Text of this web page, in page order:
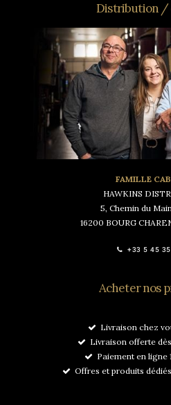
Distribution /
FAMILLE
HAWKINS
5, Chemin du
16200 BOURG
+33 5 45
Acheter nos
Livraison chez
Livraison offerte
Paiement en ligne
Offres et produits